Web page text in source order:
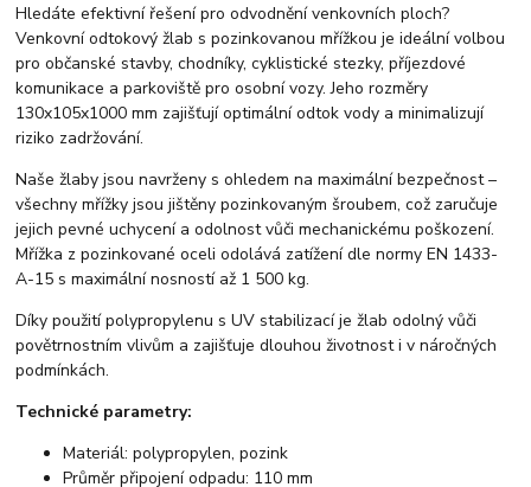
Hledáte efektivní řešení pro odvodnění venkovních ploch?
Venkovní odtokový žlab s pozinkovanou mřížkou je ideální volbou
pro občanské stavby, chodníky, cyklistické stezky, příjezdové
komunikace a parkoviště pro osobní vozy. Jeho rozměry
130x105x1000 mm zajišťují optimální odtok vody a minimalizují
riziko zadržování.
Naše žlaby jsou navrženy s ohledem na maximální bezpečnost –
všechny mřížky jsou jištěny pozinkovaným šroubem, což zaručuje
jejich pevné uchycení a odolnost vůči mechanickému poškození.
Mřížka z pozinkované oceli odolává zatížení dle normy EN 1433-
A-15 s maximální nosností až 1 500 kg.
Díky použití polypropylenu s UV stabilizací je žlab odolný vůči
povětrnostním vlivům a zajišťuje dlouhou životnost i v náročných
podmínkách.
Technické parametry:
Materiál: polypropylen, pozink
Průměr připojení odpadu: 110 mm